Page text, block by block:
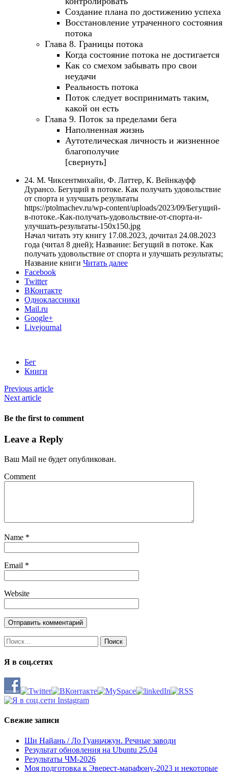
Создание плана по достижению успеха
Восстановление утраченного состояния
потока
Глава 8. Границы потока
Когда состояние потока не достигается
Как со смехом забывать про свои
неудачи
Реальность потока
Поток следует воспринимать таким,
какой он есть
Глава 9. Поток за пределами бега
Наполненная жизнь
Аутотелическая личность и жизненное
благополучие
[свернуть]
24. М. Чиксентмихайи, Ф. Латтер, К. Вейнкауфф
Дурансо. Бегущий в потоке. Как получать удовольствие
от спорта и улучшать результаты
https://ptolmachev.ru/wp-content/uploads/2023/09/Бегущий-
в-потоке.-Как-получать-удовольствие-от-спорта-и-
улучшать-результаты-150x150.jpg
Начал читать эту книгу 17.08.2023, дочитал 24.08.2023
года (читал 8 дней); Название: Бегущий в потоке. Как
получать удовольствие от спорта и улучшать результаты;
Название книги Читать далее
Facebook
Twitter
ВКонтакте
Одноклассники
Mail.ru
Google+
Livejournal
Бег
Книги
Previous article
Next article
Be the first to comment
Leave a Reply
Ваш Mail не будет опубликован.
Comment
Name *
Email *
Website
Найти:
Я в соц.сетях
Свежие записи
Ши Найань / Ло Гуаньчжун. Речные заводи
Результат обновления на Ubuntu 25.04
Результаты ЧМ-2026
Моя подготовка к Эверест-марафону-2023 и некоторые